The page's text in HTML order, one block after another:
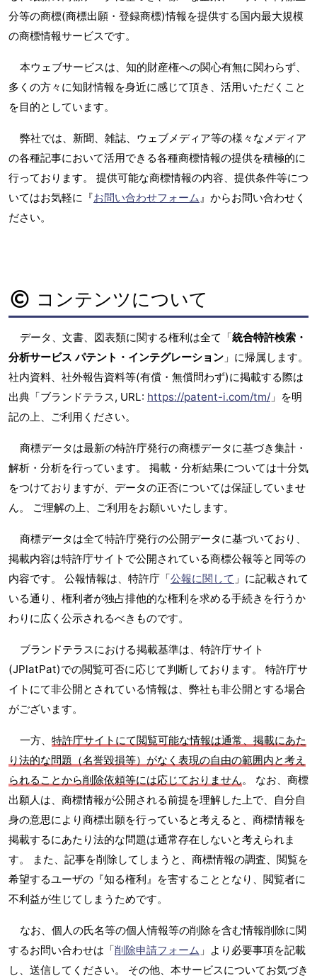
分等の商標(商標出願・登録商標)情報を提供する国内最大規模
の商標情報サービスです。
本ウェブサービスは、知的財産権への関心有無に関わらず、
多くの方々に知財情報を身近に感じて頂き、活用いただくこと
を目的としています。
弊社では、新聞、雑誌、ウェブメディア等の様々なメディア
の各種記事において活用できる各種商標情報の提供を積極的に
行っております。 提供可能な商標情報の内容、提供条件等につ
いてはお気軽に『お問い合わせフォーム』からお問い合わせく
ださい。
コンテンツについて
データ、文書、図表類に関する権利は全て「統合特許検索・
分析サービス パテント・インテグレーション 」に帰属します。
社内資料、社外報告資料等(有償・無償問わず)に掲載する際は
出典「ブランドテラス, URL: https://patent-i.com/tm/ 」を明
記の上、ご利用ください。
商標データは最新の特許庁発行の商標データに基づき集計・
解析・分析を行っています。 掲載・分析結果については十分気
をつけておりますが、データの正否については保証していませ
ん。 ご理解の上、ご利用をお願いいたします。
商標データは全て特許庁発行の公開データに基づいており、
掲載内容は特許庁サイトで公開されている商標公報等と同等の
内容です。 公報情報は、特許庁「公報に関して 」に記載されて
いる通り、権利者が独占排他的な権利を求める手続きを行うか
わりに広く公示されるべきものです。
ブランドテラスにおける掲載基準は、特許庁サイト
(JPlatPat)での閲覧可否に応じて判断しております。 特許庁サ
イトにて非公開とされている情報は、弊社も非公開とする場合
がございます。
一方、 特許庁サイトにて閲覧可能な情報は通常、掲載にあた
り法的な問題（名誉毀損等）がなく表現の自由の範囲内と考え
られることから削除依頼等には応じておりません。 なお、商標
出願人は、商標情報が公開される前提を理解した上で、自分自
身の意思により商標出願を行っていると考えると、商標情報を
掲載するにあたり法的な問題は通常存在しないと考えられま
す。 また、記事を削除してしまうと、商標情報の調査、閲覧を
希望するユーザの『知る権利』を害することとなり、閲覧者に
不利益が生じてしまうためです。
なお、個人の氏名等の個人情報等の削除を含む情報削除に関
するお問い合わせは「削除申請フォーム 」より必要事項を記載
し、送信してください。 その他、本サービスについてお気づき